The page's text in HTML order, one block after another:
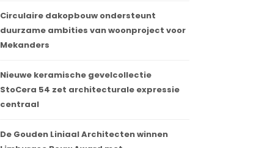
Circulaire dakopbouw ondersteunt
duurzame ambities van woonproject voor
Mekanders
Nieuwe keramische gevelcollectie
StoCera 54 zet architecturale expressie
centraal
De Gouden Liniaal Architecten winnen